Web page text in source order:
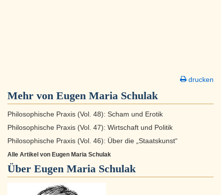
drucken
Mehr von Eugen Maria Schulak
Philosophische Praxis (Vol. 48): Scham und Erotik
Philosophische Praxis (Vol. 47): Wirtschaft und Politik
Philosophische Praxis (Vol. 46): Über die „Staatskunst“
Alle Artikel von Eugen Maria Schulak
Über Eugen Maria Schulak